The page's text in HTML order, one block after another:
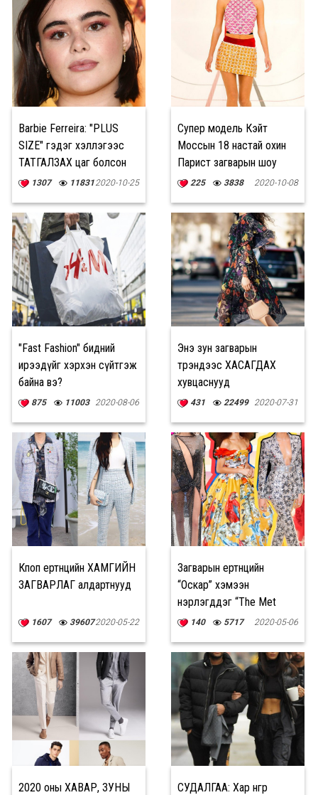
Barbie Ferreira: "PLUS
SIZE" гэдэг хэллэгээс
ТАТГАЛЗАХ цаг болсон
1307 118312020-10-25
Супер модель Кэйт
Моссын 18 настай охин
Парист загварын шоу
нээжээ
225 3838 2020-10-08
"Fast Fashion" бидний
ирээдүйг хэрхэн сүйтгэж
байна вэ?
875 11003 2020-08-06
Энэ зун загварын
трэндээс ХАСАГДАХ
хувцаснууд
431 22499 2020-07-31
Кпоп ертөнцийн ХАМГИЙН
ЗАГВАРЛАГ алдартнууд
1607 396072020-05-22
Загварын ертөнцийн
“Оскар” хэмээн
нэрлэгддэг “The Met
Gala” шоу
140 5717 2020-05-06
2020 оны ХАВАР, ЗУНЫ
СУДАЛГАА: Хар өнгөөр